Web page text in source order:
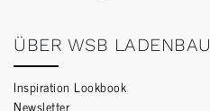
ÜBER WSB LADENBAU
Inspiration Lookbook
Newsletter